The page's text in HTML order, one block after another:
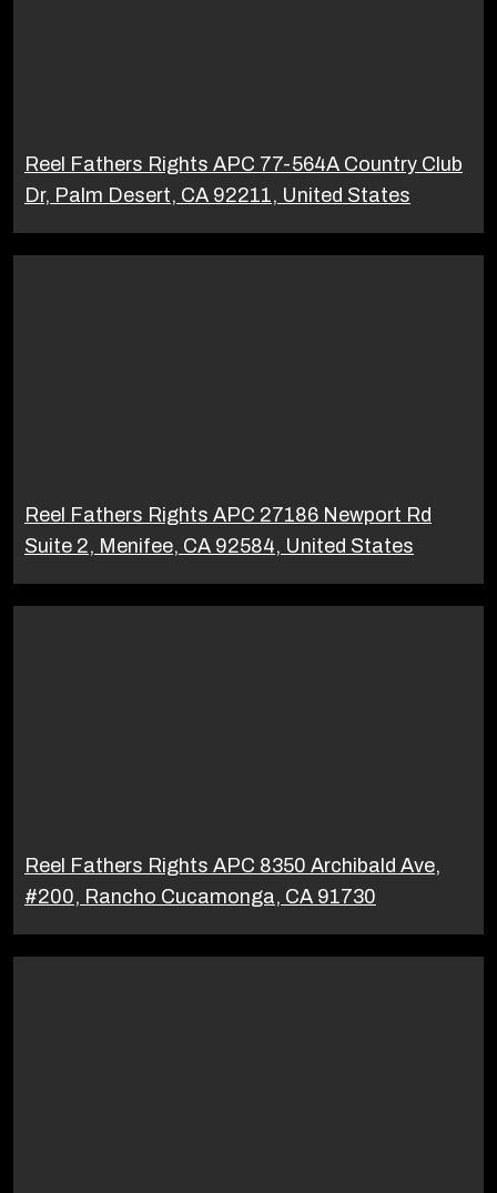
Reel Fathers Rights APC 77-564A Country Club
Dr, Palm Desert, CA 92211, United States
Reel Fathers Rights APC 27186 Newport Rd
Suite 2, Menifee, CA 92584, United States
Reel Fathers Rights APC 8350 Archibald Ave,
#200, Rancho Cucamonga, CA 91730